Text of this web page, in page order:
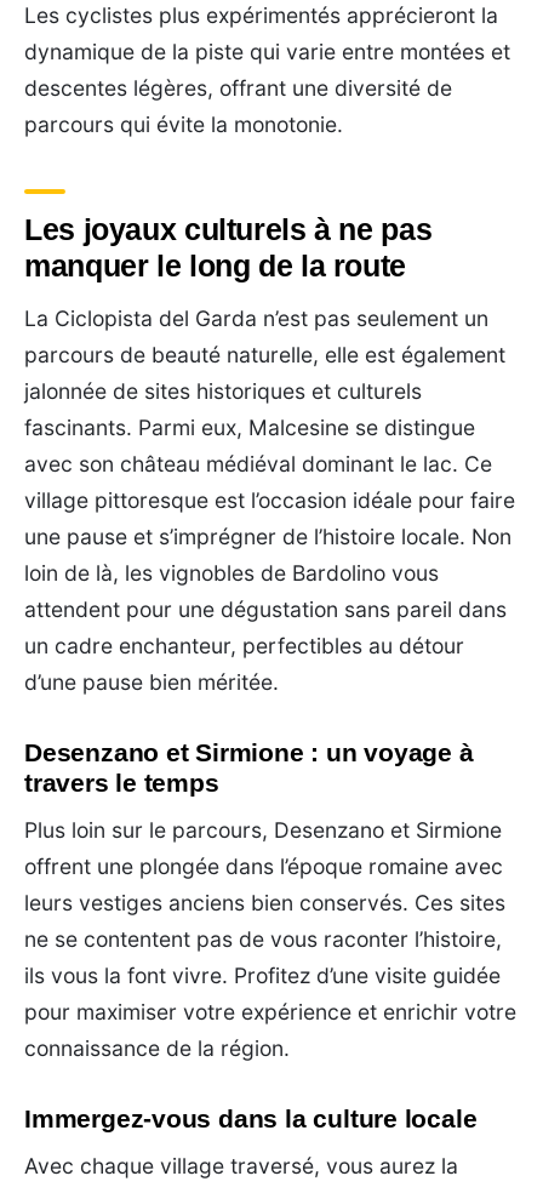
Les cyclistes plus expérimentés apprécieront la
dynamique de la piste qui varie entre montées et
descentes légères, offrant une diversité de
parcours qui évite la monotonie.
Les joyaux culturels à ne pas
manquer le long de la route
La Ciclopista del Garda n’est pas seulement un
parcours de beauté naturelle, elle est également
jalonnée de sites historiques et culturels
fascinants. Parmi eux, Malcesine se distingue
avec son château médiéval dominant le lac. Ce
village pittoresque est l’occasion idéale pour faire
une pause et s’imprégner de l’histoire locale. Non
loin de là, les vignobles de Bardolino vous
attendent pour une dégustation sans pareil dans
un cadre enchanteur, perfectibles au détour
d’une pause bien méritée.
Desenzano et Sirmione : un voyage à
travers le temps
Plus loin sur le parcours, Desenzano et Sirmione
offrent une plongée dans l’époque romaine avec
leurs vestiges anciens bien conservés. Ces sites
ne se contentent pas de vous raconter l’histoire,
ils vous la font vivre. Profitez d’une visite guidée
pour maximiser votre expérience et enrichir votre
connaissance de la région.
Immergez-vous dans la culture locale
Avec chaque village traversé, vous aurez la